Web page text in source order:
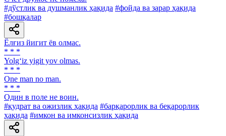
#дўстлик ва душманлик ҳақида #фойда ва зарар ҳақида
#бошқалар
Ёлғиз йигит ёв олмас.
* * *
Yolg‘iz yigit yov olmas.
* * *
One man no man.
* * *
Один в поле не воин.
#қудрат ва ожизлик ҳақида #барқарорлик ва беқарорлик
ҳақида #имкон ва имконсизлик ҳақида